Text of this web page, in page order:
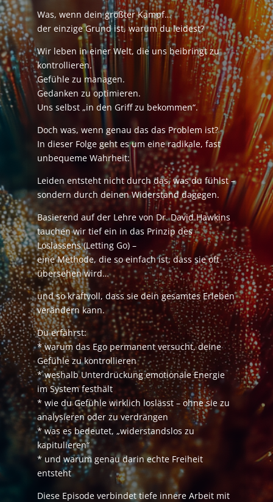
Was, wenn dein größter Kampf…
der einzige Grund ist, warum du leidest?
Wir leben in einer Welt, die uns beibringt zu
kontrollieren.
Gefühle zu managen.
Gedanken zu optimieren.
Uns selbst „in den Griff zu bekommen“.
Doch was, wenn genau das das Problem ist?
In dieser Folge geht es um eine radikale, fast
unbequeme Wahrheit:
Leiden entsteht nicht durch das, was du fühlst –
sondern durch deinen Widerstand dagegen.
Basierend auf der Lehre von Dr. David Hawkins
tauchen wir tief ein in das Prinzip des
Loslassens (Letting Go) –
eine Methode, die so einfach ist, dass sie oft
übersehen wird…
und so kraftvoll, dass sie dein gesamtes Erleben
verändern kann.
Du erfährst:
* warum das Ego permanent versucht, deine
Gefühle zu kontrollieren
* weshalb Unterdrückung emotionale Energie
im System festhält
* wie du Gefühle wirklich loslässt – ohne sie zu
analysieren oder zu verdrängen
* was es bedeutet, „widerstandslos zu
kapitulieren“
* und warum genau darin echte Freiheit
entsteht
Diese Episode verbindet tiefe innere Arbeit mit